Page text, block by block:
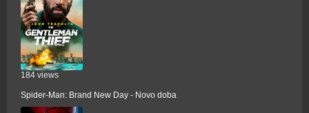
184 views
Spider-Man: Brand New Day - Novo doba